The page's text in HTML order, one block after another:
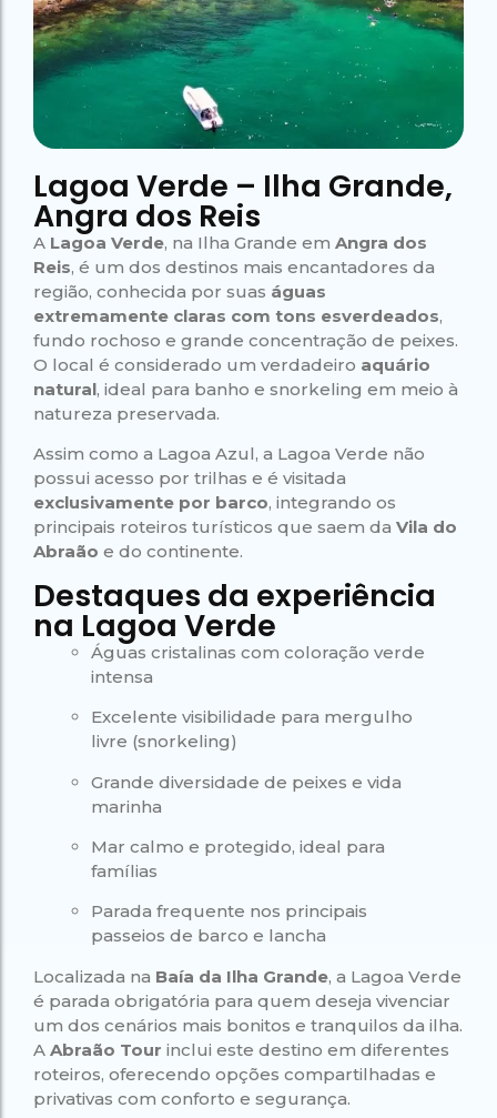
Paradisíacas
Gruta
do
Lagoa
Escuna
Romântico
no Saco do
Céu
Despedida
de Solteira
Tour na
Ilha
Grande
Passeio
Bate e
Volta
Rio x
Ilha
Grande
Gruta
do
Acaiá
Lagoa
Escuna
no Saco do
Céu
Despedida
de Solteira
Caipirinha
Ilha
Grande
Passeio
Bate e
Rio x
Ilha
Grande
Lagoa Verde – Ilha Grande,
Angra dos Reis
A Lagoa Verde, na Ilha Grande em Angra dos
Reis, é um dos destinos mais encantadores da
região, conhecida por suas águas
extremamente claras com tons esverdeados,
fundo rochoso e grande concentração de peixes.
O local é considerado um verdadeiro aquário
natural, ideal para banho e snorkeling em meio à
natureza preservada.
Assim como a Lagoa Azul, a Lagoa Verde não
possui acesso por trilhas e é visitada
exclusivamente por barco, integrando os
principais roteiros turísticos que saem da Vila do
Abraão e do continente.
Destaques da experiência
na Lagoa Verde
Águas cristalinas com coloração verde
intensa
Excelente visibilidade para mergulho
livre (snorkeling)
Grande diversidade de peixes e vida
marinha
Mar calmo e protegido, ideal para
famílias
Parada frequente nos principais
passeios de barco e lancha
Localizada na Baía da Ilha Grande, a Lagoa Verde
é parada obrigatória para quem deseja vivenciar
um dos cenários mais bonitos e tranquilos da ilha.
A Abraão Tour inclui este destino em diferentes
roteiros, oferecendo opções compartilhadas e
privativas com conforto e segurança.